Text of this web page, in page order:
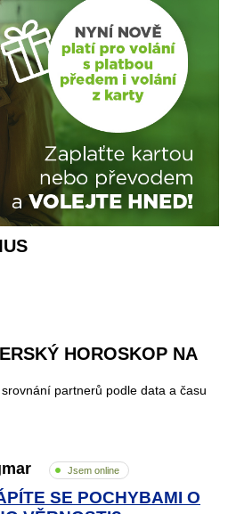
HOROSKOP NA
partnerů podle data a času
Jsem online
SE POCHYBAMI O